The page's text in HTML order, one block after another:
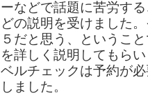
ーなどで話題に苦労す
どの説明を受けました
５だと思う、というこ
を詳しく説明してもら
ベルチェックは予約が
しました。